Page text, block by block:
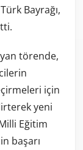
Bayrağı,
törende,
için
yeni
Eğitim
başarı